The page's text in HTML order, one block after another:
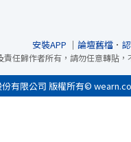
安裝APP ｜ 論壇舊檔．
責任歸作者所有，請勿任意轉貼
有限公司 版權所有©